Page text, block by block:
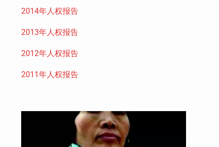
2014年人权报告
2013年人权报告
2012年人权报告
2011年人权报告